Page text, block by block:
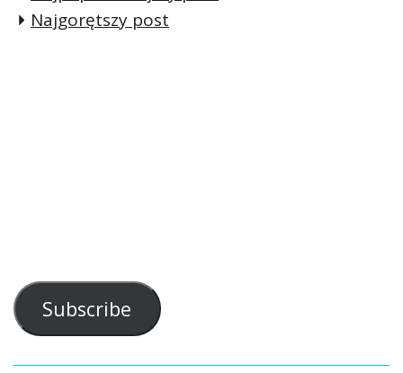
Najgorętszy post
Subscribe